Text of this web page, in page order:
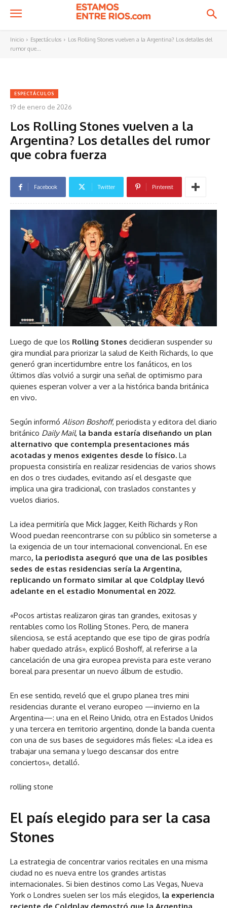
Inicio Espectáculos
Los Rolling Stones vuelven a la Argentina? Los detalles del
rumor que...
ESPECTÁCULOS
19 de enero de 2026
Los Rolling Stones vuelven a la
Argentina? Los detalles del rumor
que cobra fuerza
Facebook Twitter Pinterest
Luego de que los Rolling Stones decidieran suspender su
gira mundial para priorizar la salud de Keith Richards, lo que
generó gran incertidumbre entre los fanáticos, en los
últimos días volvió a surgir una señal de optimismo para
quienes esperan volver a ver a la histórica banda británica
en vivo.
Según informó Alison Boshoff, periodista y editora del diario
británico Daily Mail, la banda estaría diseñando un plan
alternativo que contempla presentaciones más
acotadas y menos exigentes desde lo físico. La
propuesta consistiría en realizar residencias de varios shows
en dos o tres ciudades, evitando así el desgaste que
implica una gira tradicional, con traslados constantes y
vuelos diarios.
La idea permitiría que Mick Jagger, Keith Richards y Ron
Wood puedan reencontrarse con su público sin someterse a
la exigencia de un tour internacional convencional. En ese
marco, la periodista aseguró que una de las posibles
sedes de estas residencias sería la Argentina,
replicando un formato similar al que Coldplay llevó
adelante en el estadio Monumental en 2022.
«Pocos artistas realizaron giras tan grandes, exitosas y
rentables como los Rolling Stones. Pero, de manera
silenciosa, se está aceptando que ese tipo de giras podría
haber quedado atrás», explicó Boshoff, al referirse a la
cancelación de una gira europea prevista para este verano
boreal para presentar un nuevo álbum de estudio.
En ese sentido, reveló que el grupo planea tres mini
residencias durante el verano europeo —invierno en la
Argentina—: una en el Reino Unido, otra en Estados Unidos
y una tercera en territorio argentino, donde la banda cuenta
con una de sus bases de seguidores más fieles: «La idea es
trabajar una semana y luego descansar dos entre
conciertos», detalló.
rolling stone
El país elegido para ser la casa
Stones
La estrategia de concentrar varios recitales en una misma
ciudad no es nueva entre los grandes artistas
internacionales. Si bien destinos como Las Vegas, Nueva
York o Londres suelen ser los más elegidos, la experiencia